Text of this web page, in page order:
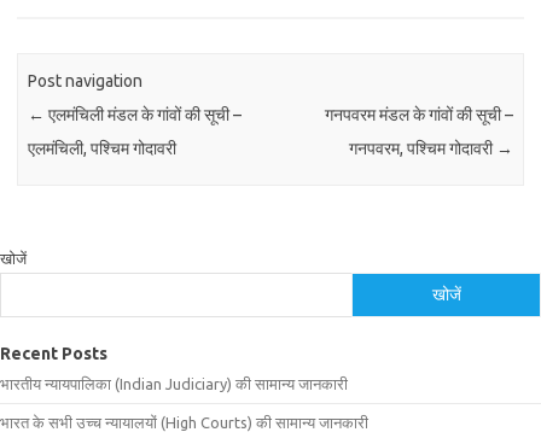
Post navigation
← एलमंचिली मंडल के गांवों की सूची –
एलमंचिली, पश्चिम गोदावरी
गनपवरम मंडल के गांवों की सूची –
गनपवरम, पश्चिम गोदावरी →
खोजें
खोजें
Recent Posts
भारतीय न्यायपालिका (Indian Judiciary) की सामान्य जानकारी
भारत के सभी उच्च न्यायालयों (High Courts) की सामान्य जानकारी